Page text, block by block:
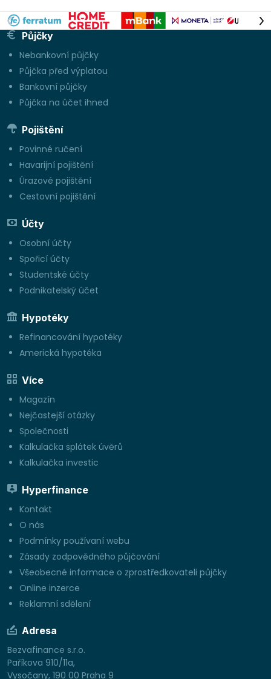
Půjčky
Nebankovní půjčky
Půjčka před výplatou
Bankovní půjčky
Půjčka na účet ihned
Pojištění
Povinné ručení
Havarijní pojištění
Úrazové pojištění
Cestovní pojištění
Účty
Osobní účty
Spořicí účty
Studentské účty
Podnikatelský účet
Hypotéky
Refinancování hypotéky
Americká hypotéka
Více
Magazín
Nejčastejší otázky
Společnosti
Kalkulačka splátek úvěrů
Kalkulačka investic
Hyperfinance
Kontakt
O nás
Podmínky používaní webu
Zásady zodpovědného půjčování
Všeobecné informace o zprostředkovateli půjčky
Online inzerce
Reklamní sdělení
Adresa
Bezvafinance s.r.o.
Paříkova 910/11a,
Vysočany, 190 00 Praha 9